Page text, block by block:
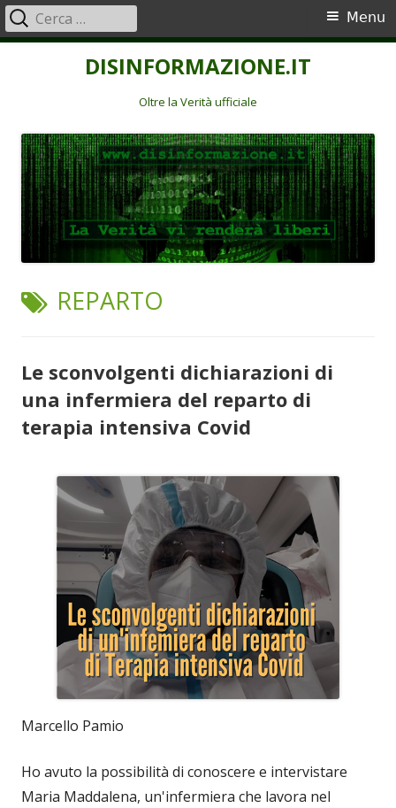
DISINFORMAZIONE.IT
Oltre la Verità ufficiale
Menu
principale
Menu
Ricerca
per:
TAG:
REPARTO
Le sconvolgenti dichiarazioni di
una infermiera del reparto di
terapia intensiva Covid
Marcello Pamio
Ho avuto la possibilità di conoscere e intervistare
Maria Maddalena, un'infermiera che lavora nel